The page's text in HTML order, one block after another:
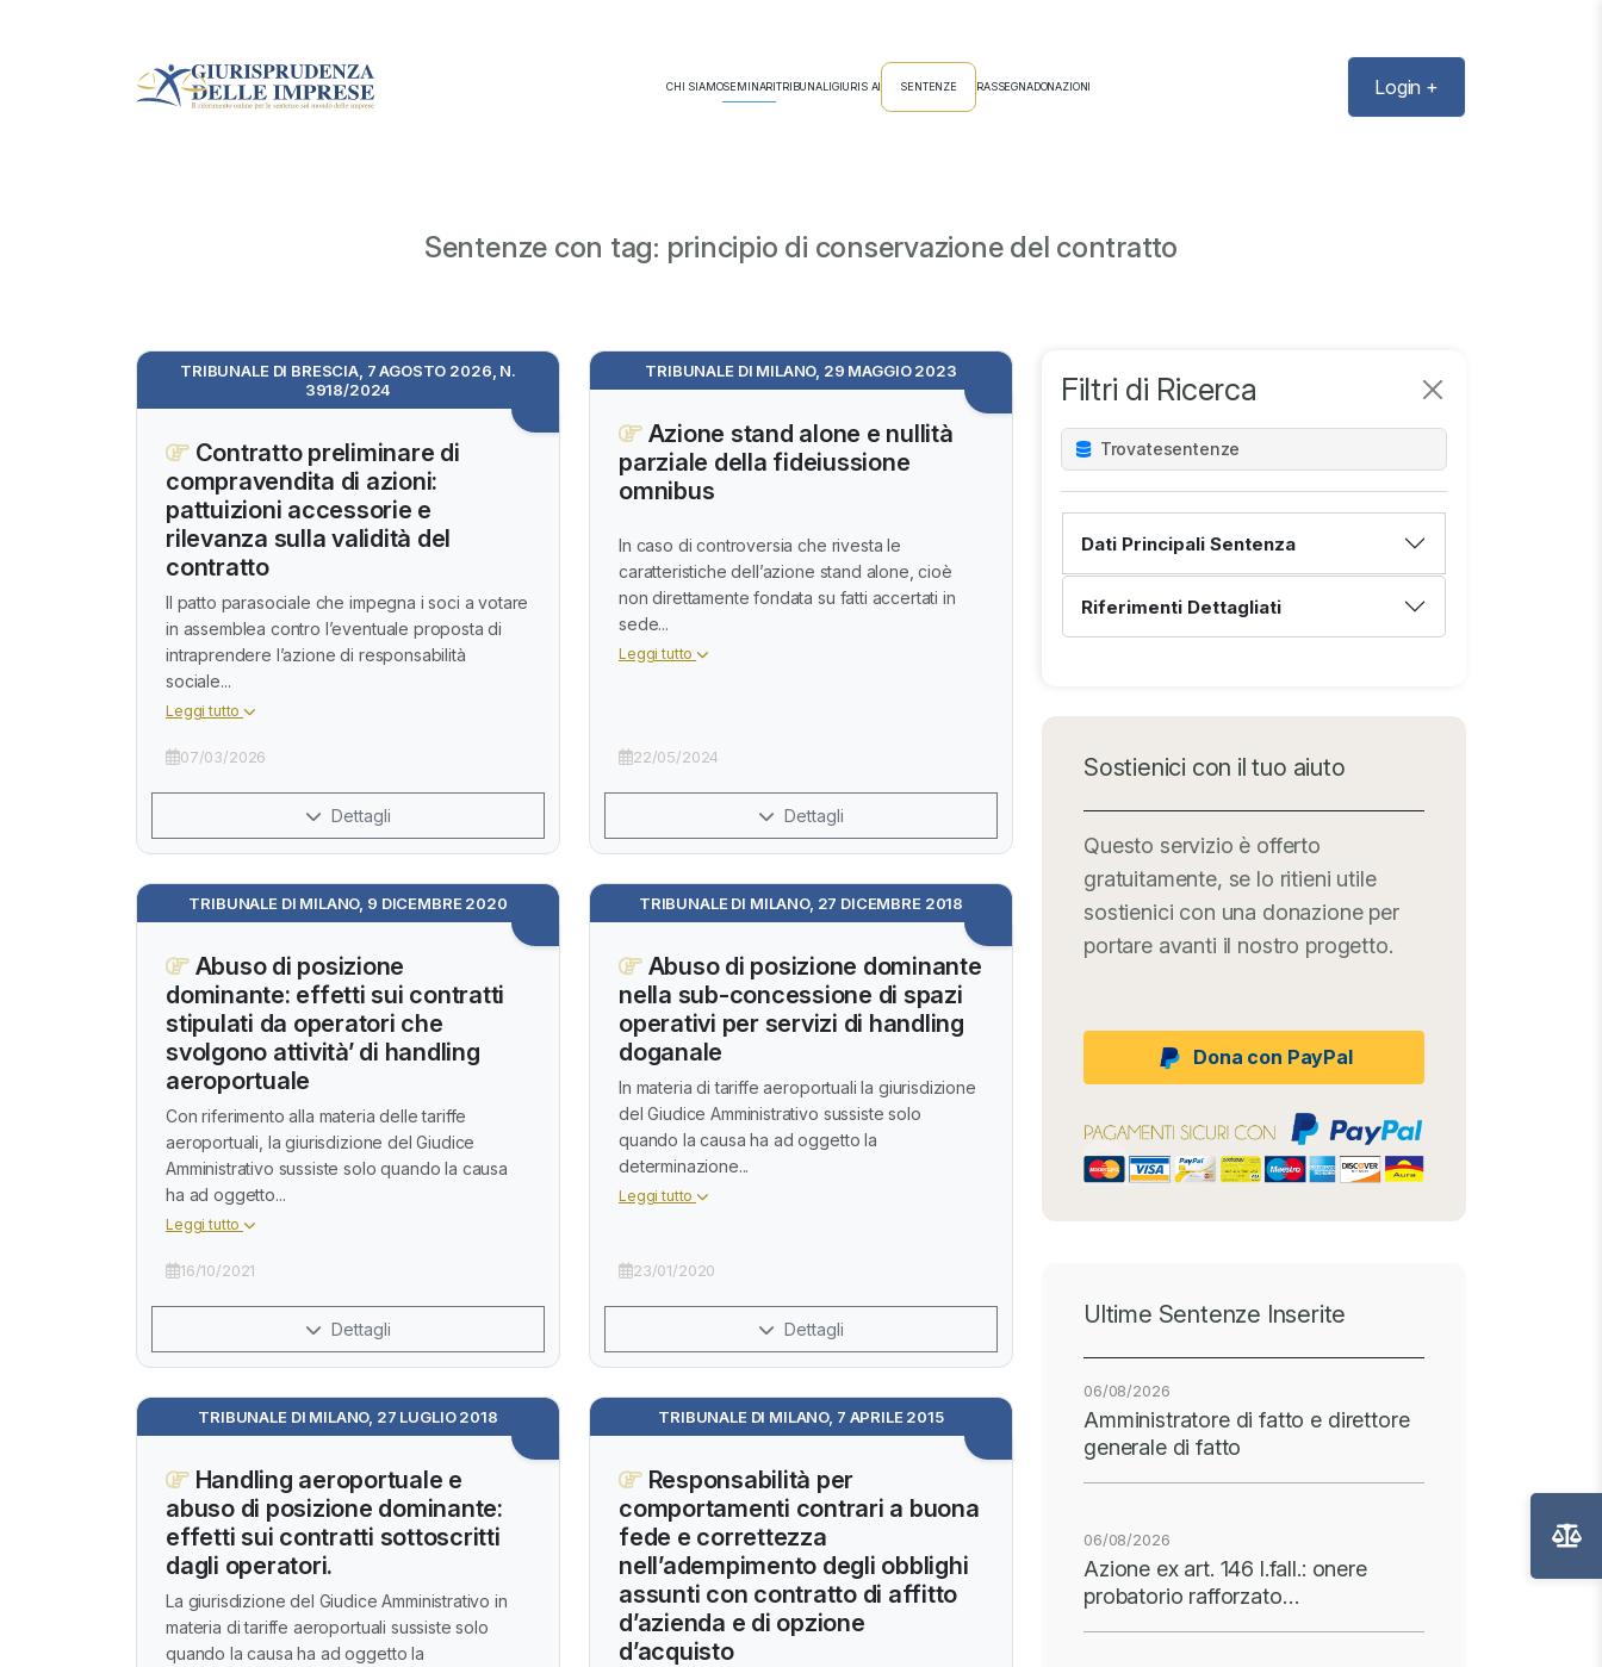
CHI SIAMOSEMINARITRIBUNALIGIURIS AI SENTENZE RASSEGNADONAZIONI Login +
Sentenze con tag: principio di conservazione del contratto
Filtri di Ricerca
Trovatesentenze
Dati Principali Sentenza
Riferimenti Dettagliati
Sostienici con il tuo aiuto
Questo servizio è offerto
gratuitamente, se lo ritieni utile
sostienici con una donazione per
portare avanti il nostro progetto.
Dona con PayPal
Ultime Sentenze Inserite
06/08/2026
Amministratore di fatto e direttore
generale di fatto
06/08/2026
Azione ex art. 146 l.fall.: onere
probatorio rafforzato…
TRIBUNALE DI BRESCIA, 7 AGOSTO 2026, N.
3918/2024
Contratto preliminare di
compravendita di azioni:
pattuizioni accessorie e
rilevanza sulla validità del
contratto
Il patto parasociale che impegna i soci a votare
in assemblea contro l’eventuale proposta di
intraprendere l’azione di responsabilità
sociale...
Leggi tutto
07/03/2026
Dettagli
TRIBUNALE DI MILANO, 29 MAGGIO 2023
Azione stand alone e nullità
parziale della fideiussione
omnibus
In caso di controversia che rivesta le
caratteristiche dell’azione stand alone, cioè
non direttamente fondata su fatti accertati in
sede...
Leggi tutto
22/05/2024
Dettagli
TRIBUNALE DI MILANO, 9 DICEMBRE 2020
Abuso di posizione
dominante: effetti sui contratti
stipulati da operatori che
svolgono attività’ di handling
aeroportuale
Con riferimento alla materia delle tariffe
aeroportuali, la giurisdizione del Giudice
Amministrativo sussiste solo quando la causa
ha ad oggetto...
Leggi tutto
16/10/2021
Dettagli
TRIBUNALE DI MILANO, 27 DICEMBRE 2018
Abuso di posizione dominante
nella sub-concessione di spazi
operativi per servizi di handling
doganale
In materia di tariffe aeroportuali la giurisdizione
del Giudice Amministrativo sussiste solo
quando la causa ha ad oggetto la
determinazione...
Leggi tutto
23/01/2020
Dettagli
TRIBUNALE DI MILANO, 27 LUGLIO 2018
Handling aeroportuale e
abuso di posizione dominante:
effetti sui contratti sottoscritti
dagli operatori.
La giurisdizione del Giudice Amministrativo in
materia di tariffe aeroportuali sussiste solo
quando la causa ha ad oggetto la
TRIBUNALE DI MILANO, 7 APRILE 2015
Responsabilità per
comportamenti contrari a buona
fede e correttezza
nell’adempimento degli obblighi
assunti con contratto di affitto
d’azienda e di opzione
d’acquisto